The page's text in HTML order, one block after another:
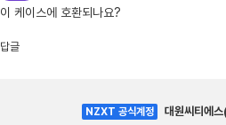
이 케이스에 호환되나요?
답글
NZXT 공식계정 대원씨티에